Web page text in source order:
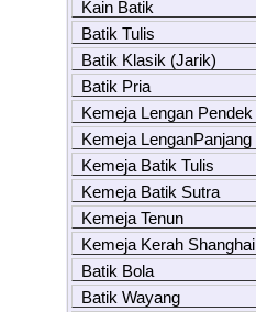
Kain Batik
Batik Tulis
Batik Klasik (Jarik)
Batik Pria
Kemeja Lengan Pendek
Kemeja LenganPanjang
Kemeja Batik Tulis
Kemeja Batik Sutra
Kemeja Tenun
Kemeja Kerah Shanghai
Batik Bola
Batik Wayang